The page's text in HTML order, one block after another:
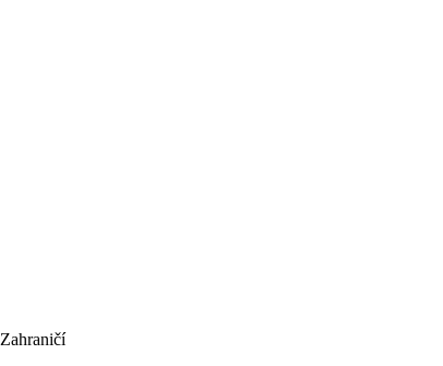
Zahraničí